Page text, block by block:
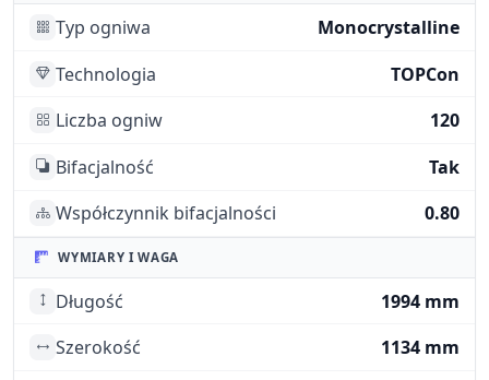
Typ ogniwa
Monocrystalline
Technologia
TOPCon
Liczba ogniw
120
Bifacjalność
Tak
Współczynnik bifacjalności
0.80
WYMIARY I WAGA
Długość
1994 mm
Szerokość
1134 mm